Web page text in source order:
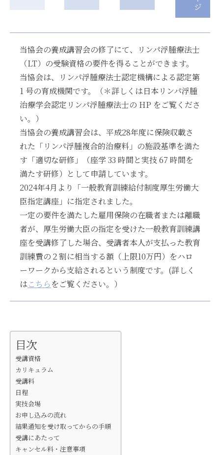
当協会の養成講習会の修了にて、リンパ浮腫療法士
（LT）の受験資格の要件を得ることができます。
当協会は、リンパ浮腫療法士認定機構による認定第
1 号の育成機関です。（＊詳しくは日本リンパ浮腫
治療学会認定リンパ浮腫療法士の HP をご覧くださ
い。）
当協会の養成講習会は、平成28年度に保険収載さ
れた「リンパ浮腫複合的治療料」の施設基準を満た
す「適切な研修」（座学 33 時間と実技 67 時間を
満たす研修）として申請しています。
2024年4月より「一般教育訓練給付制度厚生労働大
臣指定講座」に指定されました。
一定の要件を満たした雇用保険の在職者または離職
者が、厚生労働大臣の指定を受けた一般教育訓練講
座を受講修了した場合、受講者本人が支払った教育
訓練費の２割に相当する額（上限10万円）をハロ
ーワークから支給されるという制度です。(詳しく
はこちら をご覧ください。）
目次
受講資格
カリキュラム
受講料
日程
実技会場
お申し込みの流れ
結果通知を受け取ってからの手順
受講にあたって
キャンセル料・注意事項